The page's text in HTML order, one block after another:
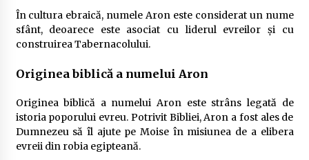
În cultura ebraică, numele Aron este considerat un nume
sfânt, deoarece este asociat cu liderul evreilor și cu
construirea Tabernacolului.
Originea biblică a numelui Aron
Originea biblică a numelui Aron este strâns legată de
istoria poporului evreu. Potrivit Bibliei, Aron a fost ales de
Dumnezeu să îl ajute pe Moise în misiunea de a elibera
evreii din robia egipteană.